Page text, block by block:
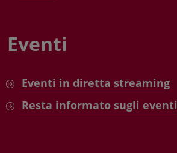
Eventi
Eventi in diretta streaming
Resta informato sugli eventi